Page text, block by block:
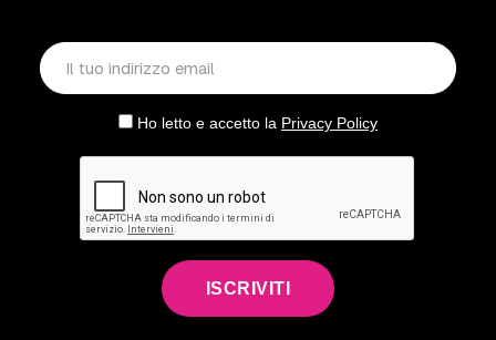
Ho letto e accetto la Privacy Policy
ISCRIVITI